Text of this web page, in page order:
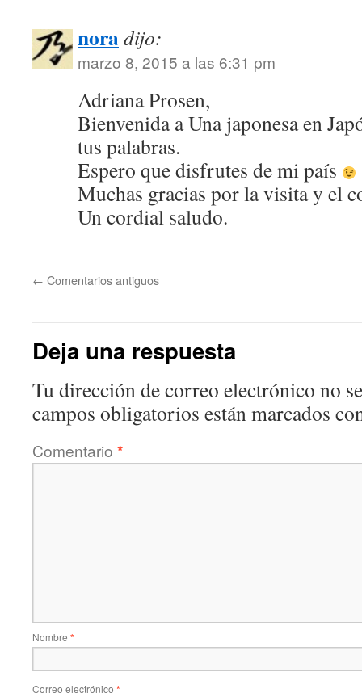
noradijo:
marzo 8, 2015 a las 6:31 pm
Adriana Prosen,
Bienvenida a Una japonesa en
tus palabras.
Espero que disfrutes de mi país
Muchas gracias por la visita y el
Un cordial saludo.
← Comentarios antiguos
Deja una respuesta
Tu dirección de correo electrónico no
campos obligatorios están marcados
Comentario *
Nombre *
Correo electrónico *